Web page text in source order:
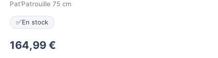
Pat’Patrouille 75 cm
✅En stock
164,99€